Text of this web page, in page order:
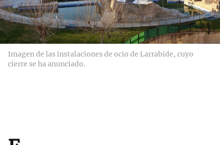
Imagen de las instalaciones de ocio de Larrabide, cuyo
cierre se ha anunciado.